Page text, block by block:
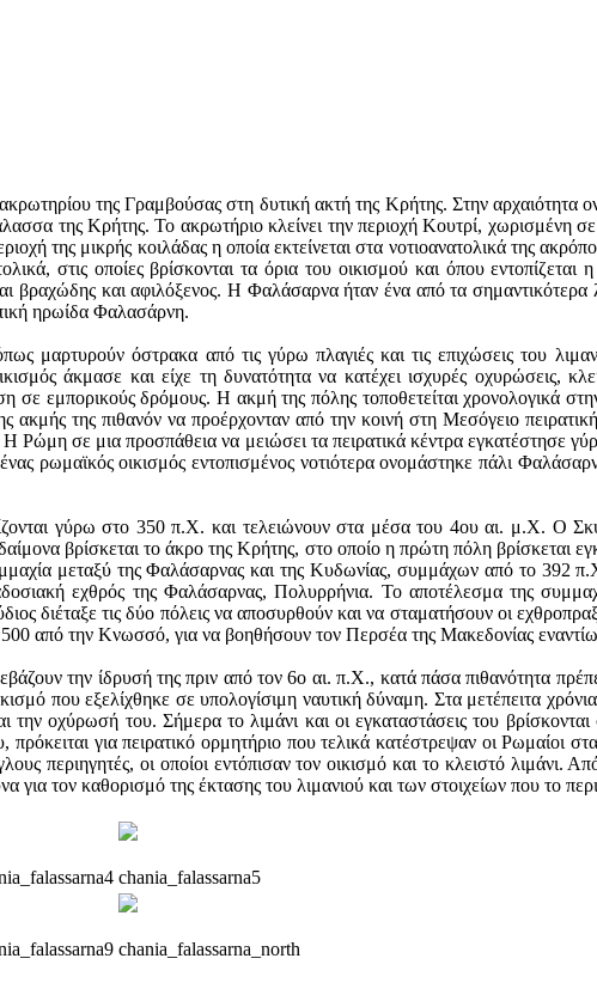
της Γραμβούσας στη δυτική ακτή της Κρήτης. Στην
της Κρήτης. Το ακρωτήριο κλείνει την περιοχή Κουτρί, χωρισμένη
της μικρής κοιλάδας η οποία εκτείνεται στα νοτιοανατολικά της
στις οποίες βρίσκονται τα όρια του οικισμού και όπου
βραχώδης και αφιλόξενος. Η Φαλάσαρνα ήταν ένα από τα
ηρωίδα Φαλασάρνη.
μαρτυρούν όστρακα από τις γύρω πλαγιές και τις επιχώσεις του
άκμασε και είχε τη δυνατότητα να κατέχει ισχυρές οχυρώσεις,
σε εμπορικούς δρόμους. Η ακμή της πόλης τοποθετείται χρονολογικά
ακμής της πιθανόν να προέρχονταν από την κοινή στη Μεσόγειο
Η Ρώμη σε μια προσπάθεια να μειώσει τα πειρατικά κέντρα εγκατέστησε
ρωμαϊκός οικισμός εντοπισμένος νοτιότερα ονομάστηκε πάλι
γύρω στο 350 π.Χ. και τελειώνουν στα μέσα του 4ου αι. μ.Χ. Ο
βρίσκεται το άκρο της Κρήτης, στο οποίο η πρώτη πόλη βρίσκεται
μεταξύ της Φαλάσαρνας και της Κυδωνίας, συμμάχων από το 392
εχθρός της Φαλάσαρνας, Πολυρρήνια. Το αποτέλεσμα της
διέταξε τις δύο πόλεις να αποσυρθούν και να σταματήσουν οι
από την Κνωσσό, για να βοηθήσουν τον Περσέα της Μακεδονίας
την ίδρυσή της πριν από τον 6ο αι. π.Χ., κατά πάσα πιθανότητα
που εξελίχθηκε σε υπολογίσιμη ναυτική δύναμη. Στα μετέπειτα
την οχύρωσή του. Σήμερα το λιμάνι και οι εγκαταστάσεις του
για πειρατικό ορμητήριο που τελικά κατέστρεψαν οι Ρωμαίοι
περιηγητές, οι οποίοι εντόπισαν τον οικισμό και το κλειστό λιμάνι.
τον καθορισμό της έκτασης του λιμανιού και των στοιχείων που το
chania_falassarna5
chania_falassarna_north